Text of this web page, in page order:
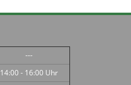
---
14:00 - 16:00 Uhr